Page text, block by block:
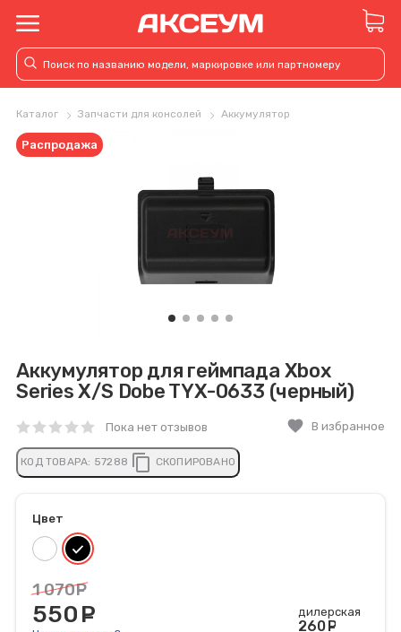
Каталог Запчасти для консолей Аккумулятор
Аккумулятор для геймпада Xbox
Series X/S Dobe TYX-0633 (черный)
Пока нет отзывов favorite В избранное
КОД ТОВАРА: 57288 content_copy СКОПИРОВАНО
Распродажа
Цвет
1 070
550 дилерская
260